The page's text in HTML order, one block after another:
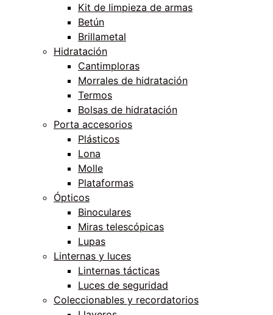
Kit de limpieza de armas
Betún
Brillametal
Hidratación
Cantimploras
Morrales de hidratación
Termos
Bolsas de hidratación
Porta accesorios
Plásticos
Lona
Molle
Plataformas
Ópticos
Binoculares
Miras telescópicas
Lupas
Linternas y luces
Linternas tácticas
Luces de seguridad
Coleccionables y recordatorios